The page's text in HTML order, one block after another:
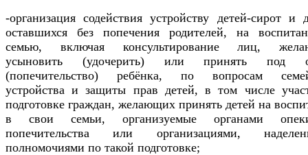
-организация содействия устройству детей-сирот и
оставшихся без попечения родителей, на
семью, включая консультирование лиц,
усыновить (удочерить) или принять под
(попечительство) ребёнка, по вопросам
устройства и защиты прав детей, в том числе
подготовке граждан, желающих принять детей на
в свои семьи, организуемые органами
попечительства или организациями,
полномочиями по такой подготовке;